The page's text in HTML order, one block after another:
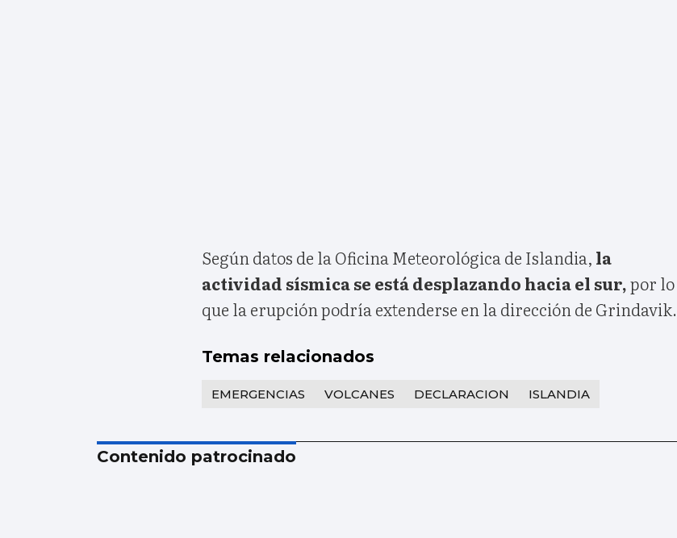
Según datos de la Oficina Meteorológica de Islandia, la
actividad sísmica se está desplazando hacia el sur,por lo
que la erupción podría extenderse en la dirección de Grindavik.
Temas relacionados
EMERGENCIAS VOLCANES DECLARACION ISLANDIA
Contenido patrocinado